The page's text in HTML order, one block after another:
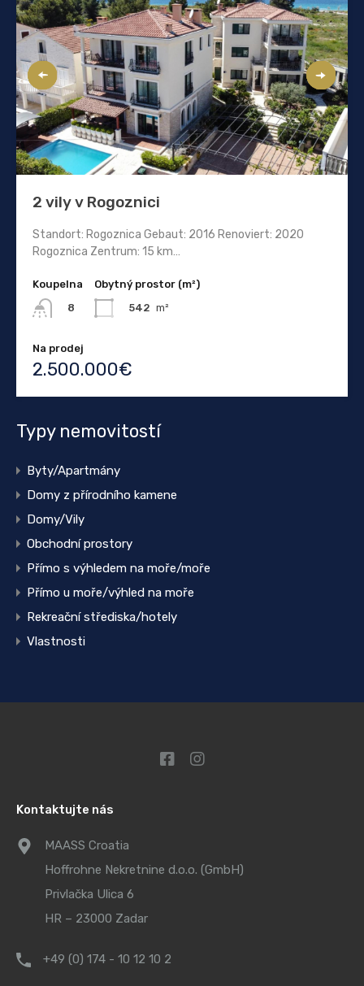
2 vily v Rogoznici
Standort: Rogoznica Gebaut: 2016 Renoviert: 2020
Rogoznica Zentrum: 15 km…
Koupelna
8
Obytný prostor (m²)
542 m²
Na prodej
2.500.000€
Typy nemovitostí
Byty/Apartmány
Domy z přírodního kamene
Domy/Vily
Obchodní prostory
Přímo s výhledem na moře/moře
Přímo u moře/výhled na moře
Rekreační střediska/hotely
Vlastnosti
Kontaktujte nás
MAASS Croatia
Hoffrohne Nekretnine d.o.o. (GmbH)
Privlačka Ulica 6
HR – 23000 Zadar
+49 (0) 174 - 10 12 10 2